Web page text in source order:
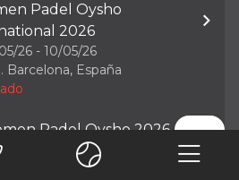
Padel Oysho
2026
26 - 10/05/26
Barcelona, España
Padel Oysho 2026
NAC Nueva Alcántara
Marbella